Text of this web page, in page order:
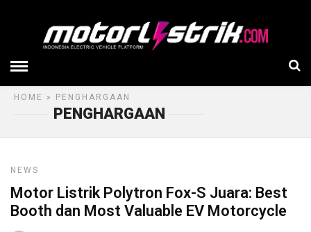
HOME » PENGHARGAAN
PENGHARGAAN
NEWS
Motor Listrik Polytron Fox-S Juara: Best
Booth dan Most Valuable EV Motorcycle